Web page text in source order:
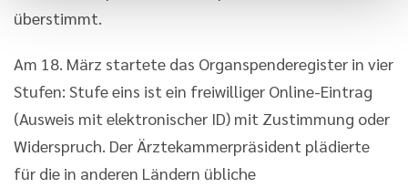
überstimmt.
Am 18. März startete das Organspenderegister in vier
Stufen: Stufe eins ist ein freiwilliger Online-Eintrag
(Ausweis mit elektronischer ID) mit Zustimmung oder
Widerspruch. Der Ärztekammerpräsident plädierte
für die in anderen Ländern übliche